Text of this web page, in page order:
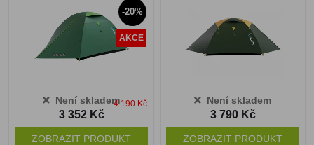
-20%
AKCE
Není skladem4 190 Kč
3 352 Kč
ZOBRAZIT PRODUKT
Není skladem
3 790 Kč
ZOBRAZIT PRODUKT